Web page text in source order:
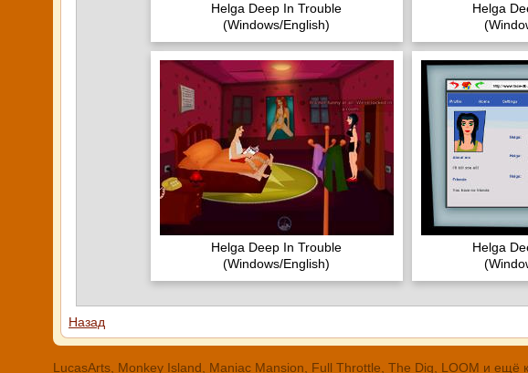
Helga Deep In Trouble
(Windows/English)
Helga
Helga Deep In Trouble
(Windows/English)
Helga
Назад
LucasArts, Monkey Island, Maniac Mansion, Full Throttle, The Dig, LOOM и ещё